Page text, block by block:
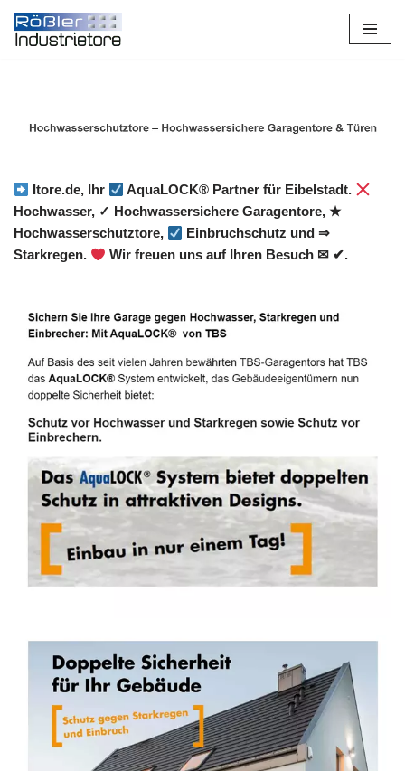
Zum
Itore.de, Ihr
AquaLOCK® Partner für Eibelstadt.
Hochwasser, ✓ Hochwassersichere Garagentore, ★
Hochwasserschutztore,
Einbruchschutz und ⇒
Starkregen.
Wir freuen uns auf Ihren Besuch ✉ ✔.